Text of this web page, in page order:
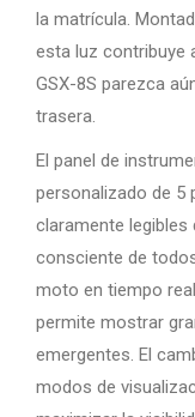
la matrícula.
esta luz contribuye
GSX-8S parezca
trasera.
El panel de
personalizado de 5
claramente
consciente de
moto en tiempo
permite mostrar
emergentes. El
modos de